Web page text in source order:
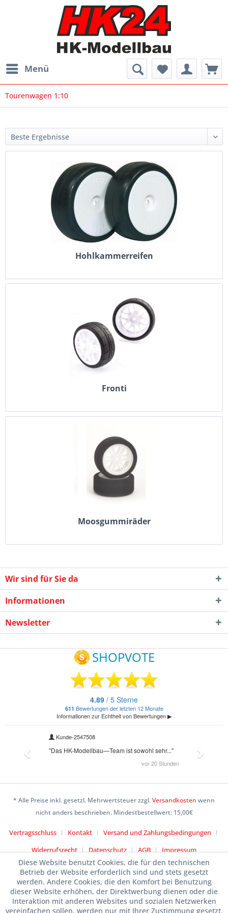
Menü
Tourenwagen 1:10
Hohlkammerreifen
Fronti
Moosgummiräder
Wir sind für Sie da
Informationen
Newsletter
* Alle Preise inkl. gesetzl. Mehrwertsteuer zzgl.Versandkosten wenn
nicht anders beschrieben. Mindestbestellwert: 15,00€
Vertragsschluss Kontakt
Versand und Zahlungsbedingungen
Widerrufsrecht
Datenschutz AGB Impressum
Diese Website benutzt Cookies, die für den technischen
Betrieb der Website erforderlich sind und stets gesetzt
werden. Andere Cookies, die den Komfort bei Benutzung
dieser Website erhöhen, der Direktwerbung dienen oder die
Interaktion mit anderen Websites und sozialen Netzwerken
vereinfachen sollen, werden nur mit Ihrer Zustimmung gesetzt.